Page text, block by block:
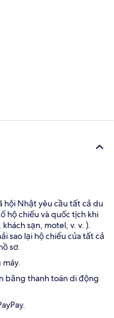
hội Nhật yêu cầu tất cả du
hộ chiếu và quốc tịch khi
sạn, motel, v. v. ).
sao lại hộ chiếu của tất cả
sơ.
bằng thanh toán di động